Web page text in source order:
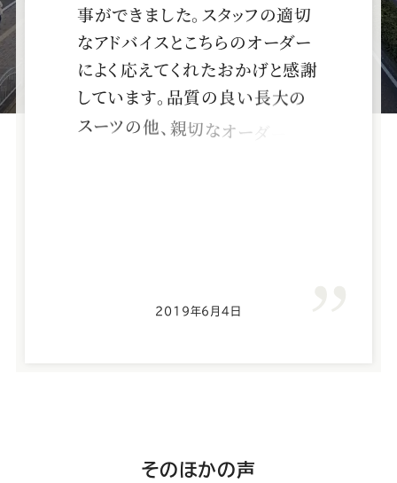
ツ
SADA
の
ツ
SADA
の
ツ
SADA
の
ツ
SADA
の
ツ
SADA
の
事ができました。 スタッフの適切
なアドバイスとこちらのオーダー
によく 応え てくれたおかげと感謝
しています。 品質の 良い長大の
スーツの他 親切なオ
2019年6月4日
神
そのほかの声